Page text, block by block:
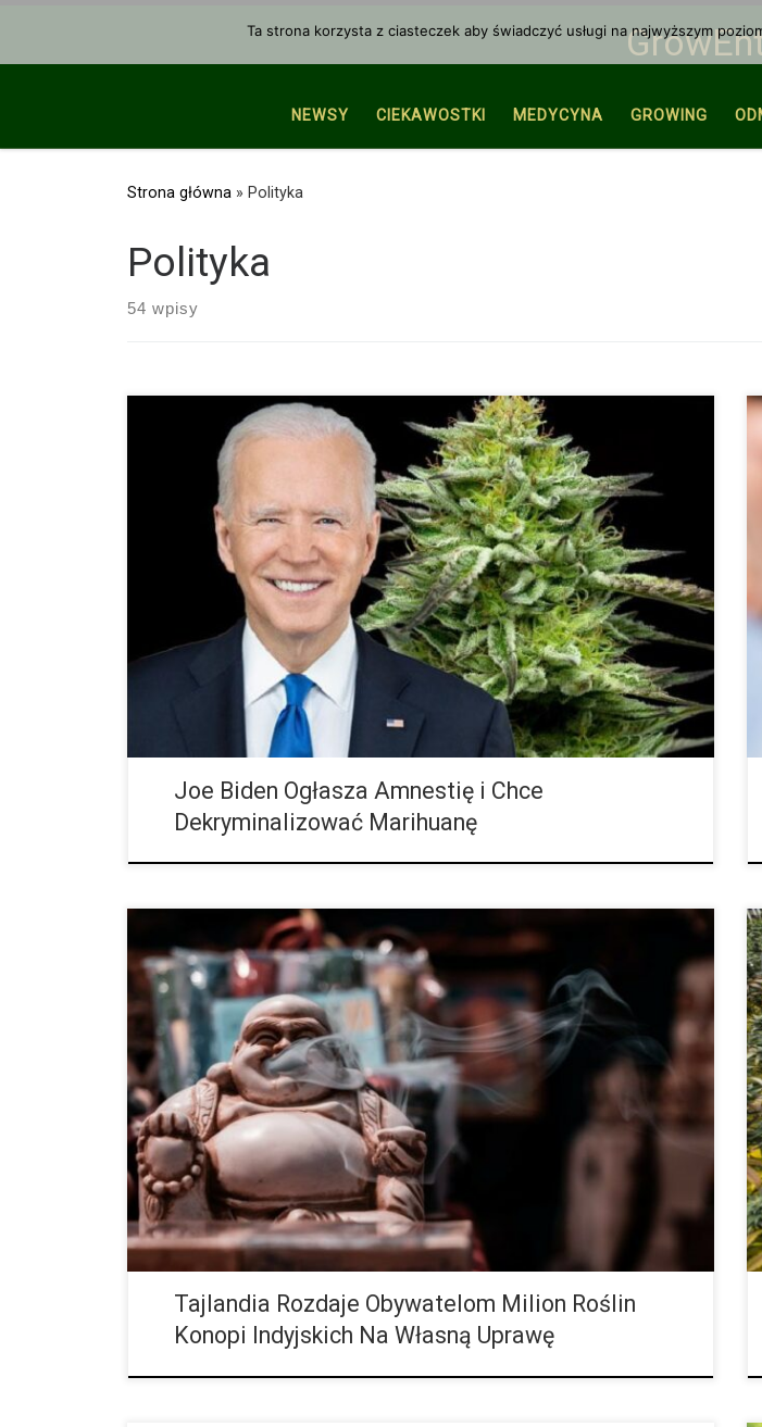
NEWSY CIEKAWOSTKI MEDYCYNA GROWING
Strona główna » Polityka
Polityka
54 wpisy
Prezydent USA Biden chce dekryminalizować posiadanie konopi indyjskich i
przewiduje ułaskawienie za takie przestępstwo na szczeblu federalnym. Jednak
większość wyroków skazujących wydano na poziomie prawnym stanów USA. Na
miesiąc przed […]
Joe Biden Ogłasza Amnestię i Chce
Dekryminalizować Marihuanę
W Polsce nawet nie toczy się dyskusja na temat legalizacji marihuany. Za to u naszych
zachodnich sąsiadów, w Niemczech, nowy rząd od czasu do czasu ma nowe pomysły
w kwestii […]
Tajlandia Rozdaje Obywatelom Milion Roślin
Konopi Indyjskich Na Własną Uprawę
Ta strona korzysta z ciasteczek aby świadczyć usługi na najwyższym